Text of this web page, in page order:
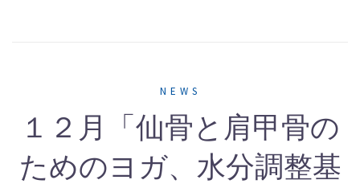
NEWS
１２月「仙骨と肩甲骨の
ためのヨガ、水分調整基